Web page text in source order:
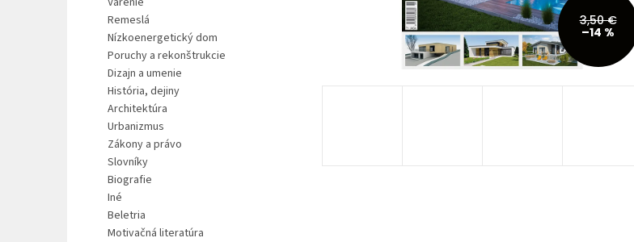
Remeslá
Nízkoenergetický dom
Poruchy a rekonštrukcie
Dizajn a umenie
História, dejiny
Architektúra
Urbanizmus
Zákony a právo
Slovníky
Biografie
Iné
Beletria
Motivačná literatúra
3,50 €
–14 %